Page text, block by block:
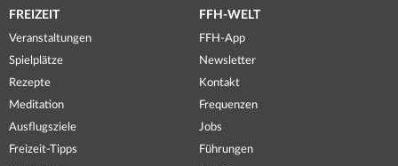
FREIZEIT
Veranstaltungen
Spielplätze
Rezepte
Meditation
Ausflugsziele
Freizeit-Tipps
FFH-WELT
FFH-App
Newsletter
Kontakt
Frequenzen
Jobs
Führungen